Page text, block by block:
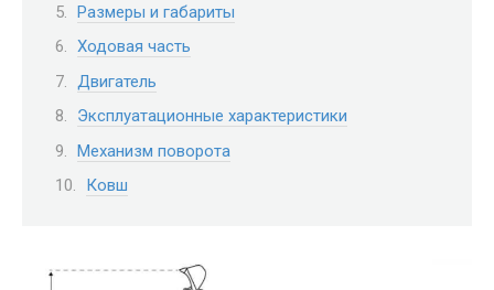
Размеры и габариты
Ходовая часть
Двигатель
Эксплуатационные характеристики
Механизм поворота
Ковш